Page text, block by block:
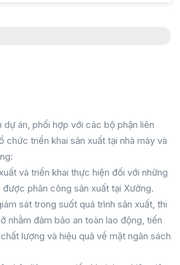
dự án, phối hợp với các bộ phận liên
chức triển khai sản xuất tại nhà máy và
và triển khai thực hiện đối với những
phân công sản xuất tại Xưởng.
sát trong suốt quá trình sản xuất, thi
nhằm đảm bảo an toàn lao động, tiến
lượng và hiệu quả về mặt ngân sách